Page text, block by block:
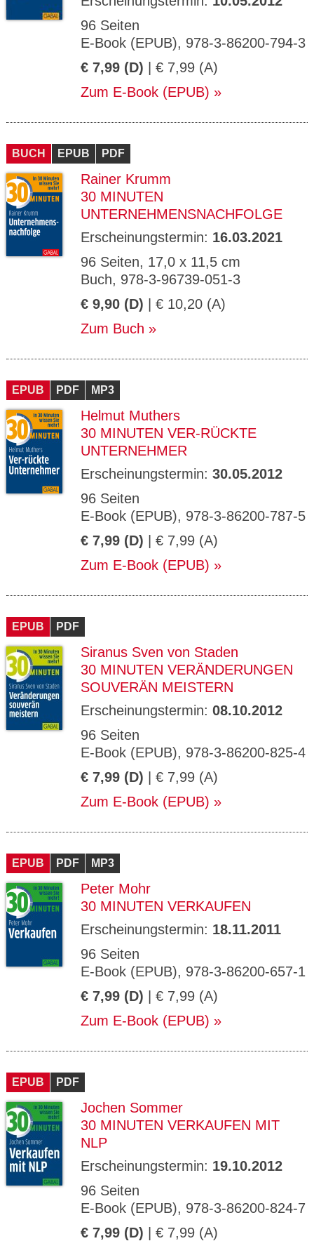
96 Seiten
E-Book (EPUB), 978-3-86200-794-3
€ 7,99 (D) | € 7,99 (A)
Zum E-Book (EPUB)
BUCH EPUB PDF
Rainer Krumm
30 MINUTEN
UNTERNEHMENSNACHFOLGE
Erscheinungstermin: 16.03.2021
96 Seiten, 17,0 x 11,5 cm
Buch, 978-3-96739-051-3
€ 9,90 (D) | € 10,20 (A)
Zum Buch
EPUB PDF MP3
Helmut Muthers
30 MINUTEN VER-RÜCKTE
UNTERNEHMER
Erscheinungstermin: 30.05.2012
96 Seiten
E-Book (EPUB), 978-3-86200-787-5
€ 7,99 (D) | € 7,99 (A)
Zum E-Book (EPUB)
EPUB PDF
Siranus Sven von Staden
30 MINUTEN VERÄNDERUNGEN
SOUVERÄN MEISTERN
Erscheinungstermin: 08.10.2012
96 Seiten
E-Book (EPUB), 978-3-86200-825-4
€ 7,99 (D) | € 7,99 (A)
Zum E-Book (EPUB)
EPUB PDF MP3
Peter Mohr
30 MINUTEN VERKAUFEN
Erscheinungstermin: 18.11.2011
96 Seiten
E-Book (EPUB), 978-3-86200-657-1
€ 7,99 (D) | € 7,99 (A)
Zum E-Book (EPUB)
EPUB PDF
Jochen Sommer
30 MINUTEN VERKAUFEN MIT
NLP
Erscheinungstermin: 19.10.2012
96 Seiten
E-Book (EPUB), 978-3-86200-824-7
€ 7,99 (D) | € 7,99 (A)